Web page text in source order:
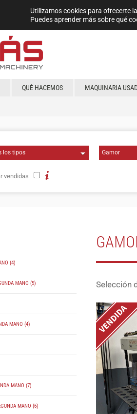
QUÉ HACEMOS MAQUINARIA
vendidas
Selección
(4)
MANO (5)
MANO (4)
MANO (7)
MANO (6)
Utilizamos cookies para ofrecerte
Puedes aprender más sobre qué